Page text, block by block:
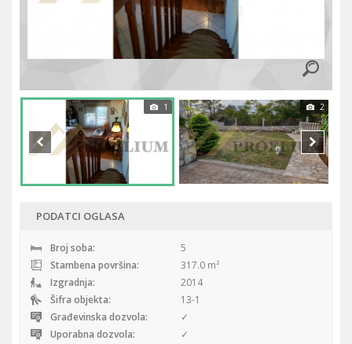
1 2
PODATCI OGLASA
Broj soba:
5
Stambena površina:
317.0 m²
Izgradnja:
2014
Šifra objekta:
13-1
Građevinska dozvola:
✓
Uporabna dozvola:
✓